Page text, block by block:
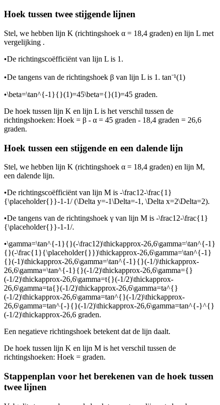
Hoek tussen twee stijgende lijnen
Stel, we hebben lijn K (richtingshoek α = 18,4 graden) en lijn L met
vergelijking .
•De richtingscoëfficiënt van lijn L is 1.
•De tangens van de richtingshoek β van lijn L is 1. tan⁻¹(1)
•\beta=\tan^{-1}{}(1)=45\beta={}(1)=45 graden.
De hoek tussen lijn K en lijn L is het verschil tussen de
richtingshoeken: Hoek = β - α = 45 graden - 18,4 graden = 26,6
graden.
Hoek tussen een stijgende en een dalende lijn
Stel, we hebben lijn K (richtingshoek α = 18,4 graden) en lijn M,
een dalende lijn.
•De richtingscoëfficiënt van lijn M is -\frac12-\frac{1}
{\placeholder{}}-1-1/(\Delta y=-1\Delta=-1 , \Delta x=2\Delta=2).
•De tangens van de richtingshoek γ van lijn M is -\frac12-\frac{1}
{\placeholder{}}-1-1/.
•\gamma=\tan^{-1}{}(-\frac12)\thickapprox-26,6\gamma=\tan^{-1}
{}(-\frac{1}{\placeholder{}})\thickapprox-26,6\gamma=\tan^{-1}
{}(-1)\thickapprox-26,6\gamma=\tan^{-1}{}(-1/)\thickapprox-
26,6\gamma=\tan^{-1}{}(-1/2)\thickapprox-26,6\gamma={}
(-1/2)\thickapprox-26,6\gamma=t{}(-1/2)\thickapprox-
26,6\gamma=ta{}(-1/2)\thickapprox-26,6\gamma=ta^{}
(-1/2)\thickapprox-26,6\gamma=tan^{}(-1/2)\thickapprox-
26,6\gamma=tan^{-}{}(-1/2)\thickapprox-26,6\gamma=tan^{-}^{}
(-1/2)\thickapprox-26,6 graden.
Een negatieve richtingshoek betekent dat de lijn daalt.
De hoek tussen lijn K en lijn M is het verschil tussen de
richtingshoeken: Hoek = graden.
Stappenplan voor het berekenen van de hoek tussen
twee lijnen